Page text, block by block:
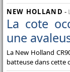
NEW HOLLAND -
La cote
une
La New Holland
batteuse dans cette